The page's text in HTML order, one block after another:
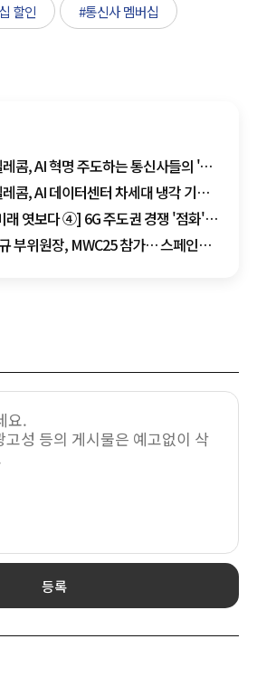
할인 #통신사 멤버십
콤, AI 혁명 주도하는 통신사들의 '초
연합 '선봉장'
콤, AI 데이터센터 차세대 냉각 기술
래 엿보다 ④] 6G 주도권 경쟁 '점화'…
자 '미래 기술' 선점
부위원장, MWC25 참가… 스페인과
등록